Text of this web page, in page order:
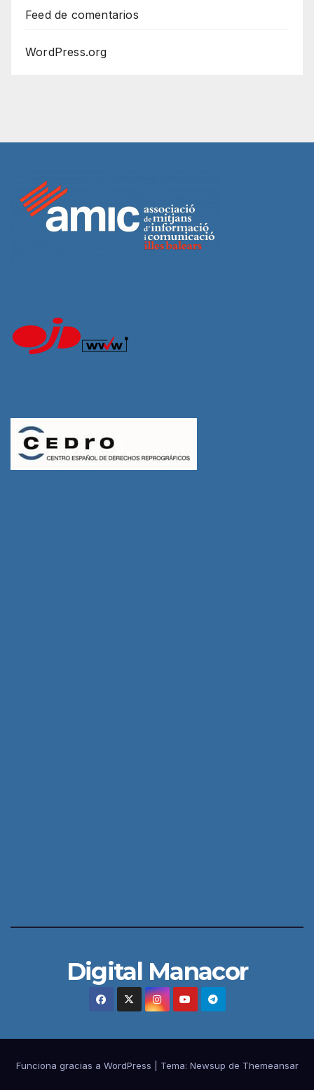
Feed de comentarios
WordPress.org
Digital Manacor
Funciona gracias a WordPress Tema: Newsup de Themeansar